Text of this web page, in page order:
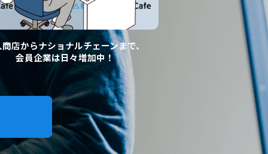
店からナショナルチェーンまで、
会員企業は日々増加中！